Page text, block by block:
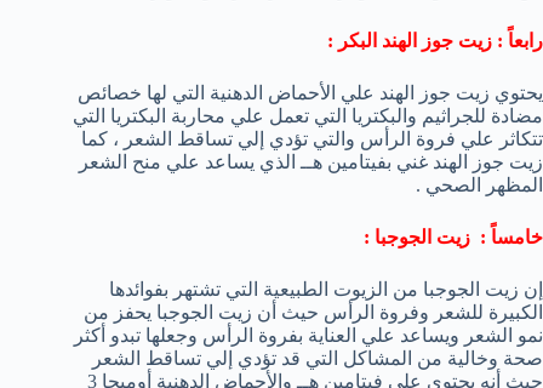
رابعاً : زيت جوز الهند البكر :
يحتوي زيت جوز الهند علي الأحماض الدهنية التي لها خصائص
مضادة للجراثيم والبكتريا التي تعمل علي محاربة البكتريا التي
تتكاثر علي فروة الرأس والتي تؤدي إلي تساقط الشعر ، كما
زيت جوز الهند غني بفيتامين هــ الذي يساعد علي منح الشعر
المظهر الصحي .
خامساً : زيت الجوجبا :
إن زيت الجوجبا من الزيوت الطبيعية التي تشتهر بفوائدها
الكبيرة للشعر وفروة الرأس حيث أن زيت الجوجبا يحفز من
نمو الشعر ويساعد علي العناية بفروة الرأس وجعلها تبدو أكثر
صحة وخالية من المشاكل التي قد تؤدي إلي تساقط الشعر
حيث أنه يحتوي علي فيتامين هــ والأحماض الدهنية أوميجا 3